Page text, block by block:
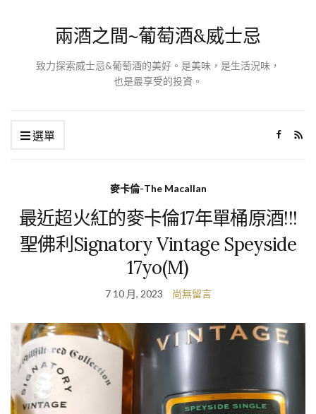
兩酒之間~葡萄酒&威士忌
致力探索威士忌&葡萄酒的美好。是美味，是生活況味，
也是最享受的投資。
選單
麥卡倫-The Macallan
最近超火紅的麥卡倫17年單桶原酒!!!
聖佛利Signatory Vintage Speyside
17yo(M)
7 10 月, 2023 尚無留言